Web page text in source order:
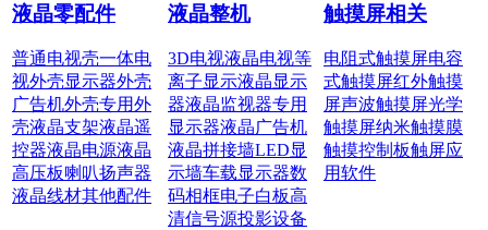
液晶零配件
普通电视壳一体电
视外壳显示器外壳
广告机外壳专用外
壳液晶支架液晶遥
控器液晶电源液晶
高压板喇叭扬声器
液晶线材其他配件
液晶整机
3D电视液晶电视等
离子显示液晶显示
器液晶监视器专用
显示器液晶广告机
液晶拼接墙LED显
示墙车载显示器数
码相框电子白板高
清信号源投影设备
触摸屏相关
电阻式触摸屏电容
式触摸屏红外触摸
屏声波触摸屏光学
触摸屏纳米触摸膜
触摸控制板触屏应
用软件